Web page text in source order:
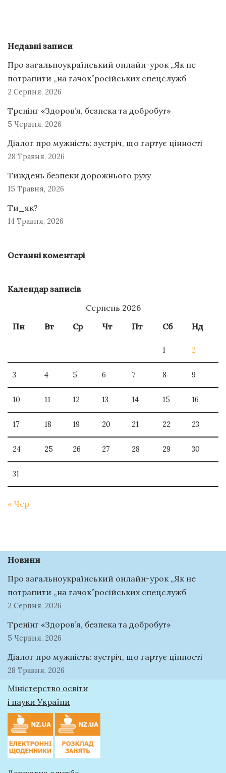
Недавні записи
Про загальноукраїнський онлайн-урок „Як не
потрапити „на гачок”російських спецслужб
2 Серпня, 2026
Тренінг «Здоров’я, безпека та добробут»
5 Червня, 2026
Діалог про мужність: зустріч, що гартує цінності
28 Травня, 2026
Тиждень безпеки дорожнього руху
15 Травня, 2026
Ти_як?
14 Травня, 2026
Останні коментарі
Календар записів
Серпень 2026
Пн
Вт Ср Чт Пт Сб Нд
1 2
3 4 5 6 7 8 9
10 11 12 13 14 15 16
17 18 19 20 21 22 23
24 25 26 27 28 29 30
31
« Чер
Новини
Про загальноукраїнський онлайн-урок „Як не
потрапити „на гачок”російських спецслужб
2 Серпня, 2026
Тренінг «Здоров’я, безпека та добробут»
5 Червня, 2026
Діалог про мужність: зустріч, що гартує цінності
28 Травня, 2026
Міністерство освіти
і науки України